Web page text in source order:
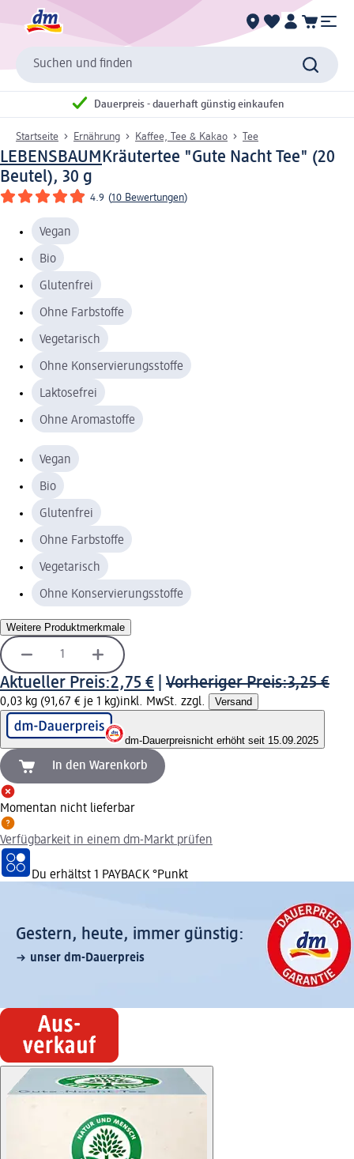
Suchen und finden
Dauerpreis - dauerhaft günstig einkaufen
Startseite Ernährung Kaffee, Tee & Kakao Tee
LEBENSBAUM Kräutertee "Gute Nacht Tee" (20
Beutel), 30 g
4.9 (10 Bewertungen)
Vegan
Bio
Glutenfrei
Ohne Farbstoffe
Vegetarisch
Ohne Konservierungsstoffe
Laktosefrei
Ohne Aromastoffe
Vegan
Bio
Glutenfrei
Ohne Farbstoffe
Vegetarisch
Ohne Konservierungsstoffe
Weitere Produktmerkmale
Aktueller Preis:2,75 € Vorheriger Preis:3,25 €
0,03 kg (91,67 € je 1 kg)inkl. MwSt. zzgl. Versand
dm-Dauerpreisnicht erhöht seit 15.09.2025
In den Warenkorb
Momentan nicht lieferbar
Verfügbarkeit in einem dm-Markt prüfen
Du erhältst 1 PAYBACK °Punkt
Gestern, heute, immer günstig:
unser dm-Dauerpreis